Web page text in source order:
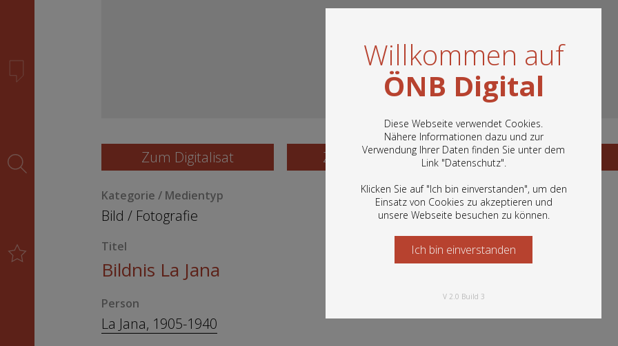
Willkommen auf
ÖNB Digital
Diese Webseite verwendet Cookies.
Nähere Informationen dazu und zur
Verwendung Ihrer Daten finden Sie unter dem
Link "Datenschutz".
Klicken Sie auf "Ich bin einverstanden", um den
Einsatz von Cookies zu akzeptieren und
unsere Webseite besuchen zu können.
In diesem Portal finden Sie die digitalen
Bestände der Österreichischen
Grafiken und vieles mehr.
Ich bin einverstanden
Starten Sie jetzt
V 2.0 Build 3
Zum Digitalisat Zum Katalogisat Zur Vorschau
Kategorie / Medientyp
Bild / Fotografie
Titel
Bildnis La Jana
Person
La Jana, 1905-1940